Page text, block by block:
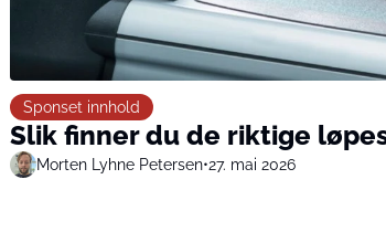
Sponset innhold
Slik finner du de riktige
Morten Lyhne Petersen•27. mai 2026